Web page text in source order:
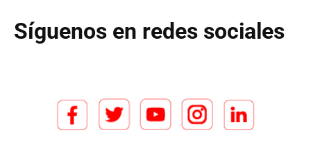
Síguenos en redes sociales